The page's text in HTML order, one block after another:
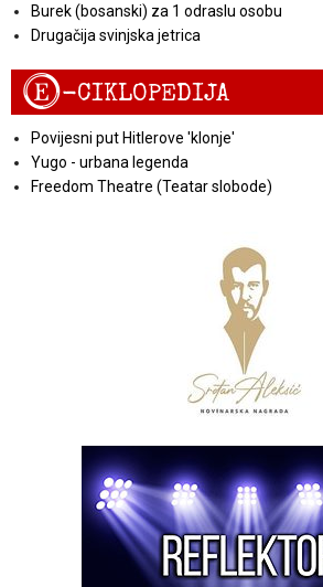
Burek (bosanski) za 1 odraslu osobu
Drugačija svinjska jetrica
E-CIKLOPEDIJA
Povijesni put Hitlerove 'klonje'
Yugo - urbana legenda
Freedom Theatre (Teatar slobode)